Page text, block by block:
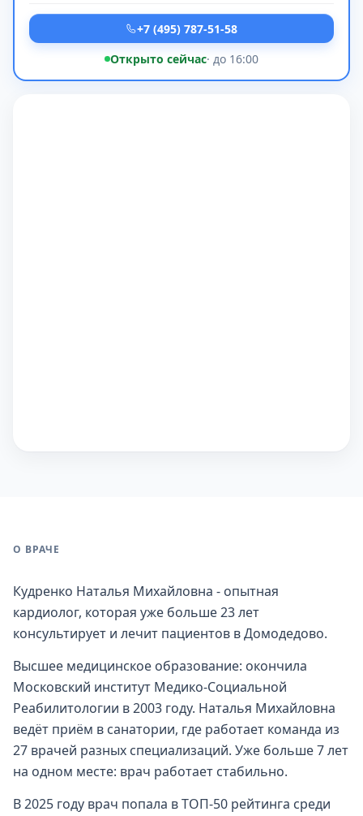
+7 (495) 787-51-58
Открыто сейчас· до 16:00
О ВРАЧЕ
Кудренко Наталья Михайловна - опытная
кардиолог, которая уже больше 23 лет
консультирует и лечит пациентов в Домодедово.
Высшее медицинское образование: окончила
Московский институт Медико-Социальной
Реабилитологии в 2003 году. Наталья Михайловна
ведёт приём в санатории, где работает команда из
27 врачей разных специализаций. Уже больше 7 лет
на одном месте: врач работает стабильно.
В 2025 году врач попала в ТОП-50 рейтинга среди